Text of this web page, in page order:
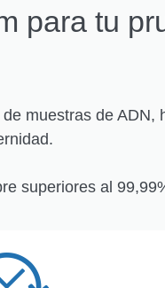
para tu
muestras de ADN,
superiores al